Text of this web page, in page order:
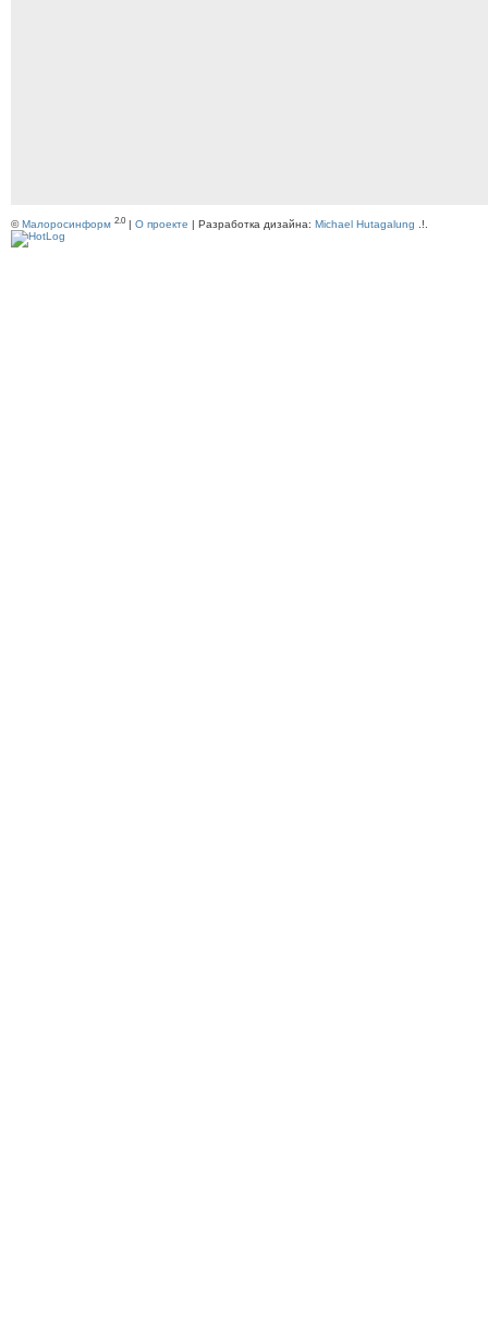
©Малоросинформ 2.0 | О проекте | Разработка дизайна: Michael Hutagalung .!.